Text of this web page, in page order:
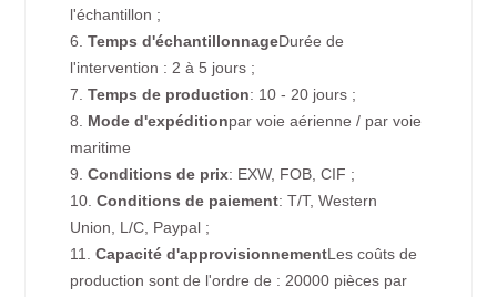
l'échantillon ;
6.Temps d'échantillonnageDurée de
l'intervention : 2 à 5 jours ;
7.Temps de production: 10 - 20 jours ;
8. Mode d'expéditionpar voie aérienne / par voie
maritime
9.Conditions de prix: EXW, FOB, CIF ;
10.Conditions de paiement: T/T, Western
Union, L/C, Paypal ;
11.Capacité d'approvisionnementLes coûts de
production sont de l'ordre de : 20000 pièces par